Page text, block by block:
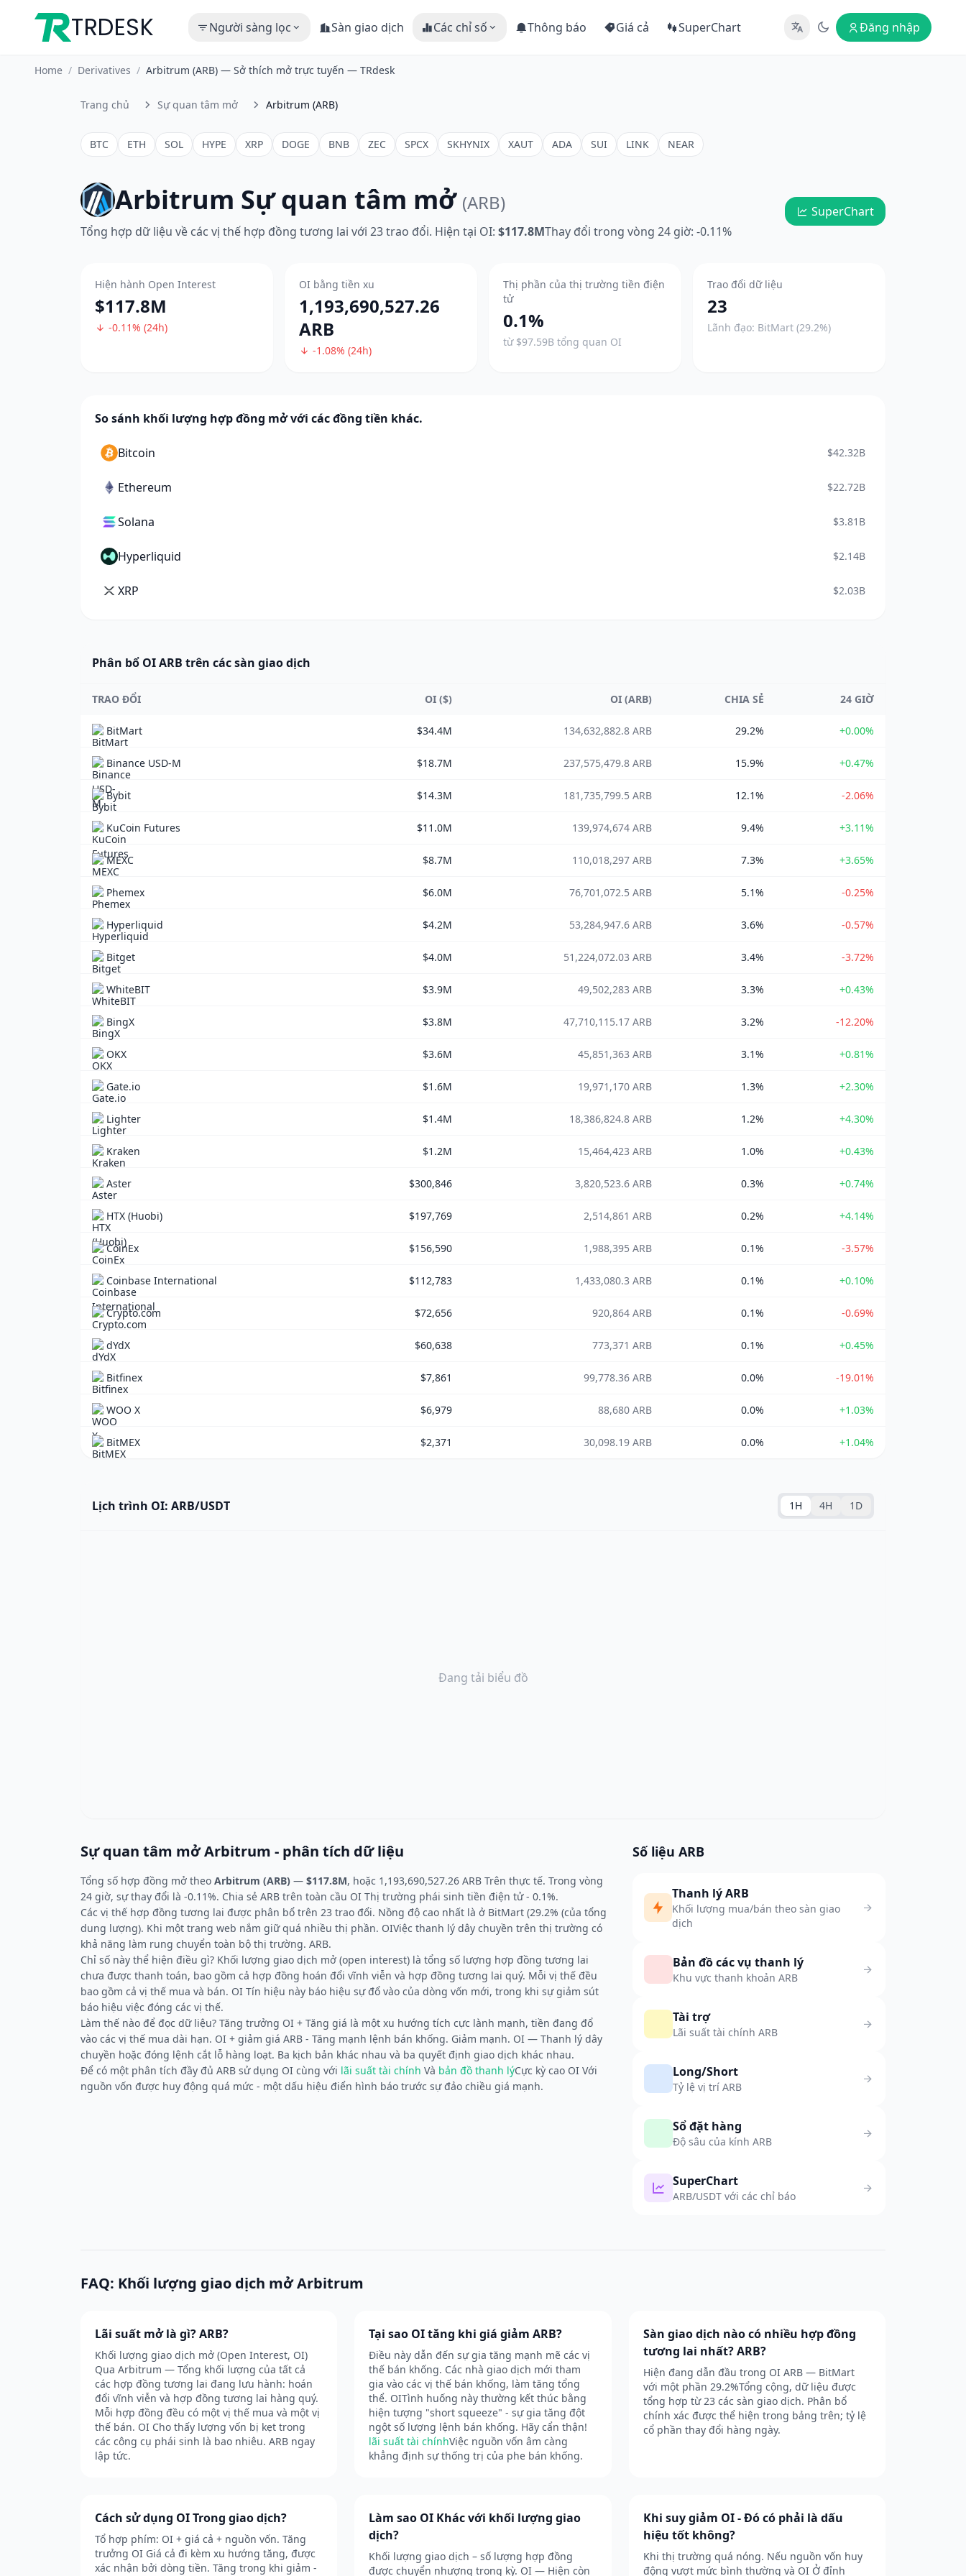
TRDESK Người sàng lọc Sàn giao dịch Các chỉ số Thông báo Giá cả SuperChart Đăng nhập
Home / Derivatives / Arbitrum (ARB) — Sở thích mở trực tuyến — TRdesk
Trang chủ Sự quan tâm mở Arbitrum (ARB)
BTC ETH SOL HYPE XRP DOGE BNB ZEC SPCX SKHYNIX XAUT ADA SUI LINK NEAR
Arbitrum Sự quan tâm mở (ARB)
Tổng hợp dữ liệu về các vị thế hợp đồng tương lai với 23 trao đổi. Hiện tại OI: $117.8MThay đổi trong vòng 24 giờ: -0.11%
SuperChart
Hiện hành Open Interest
$117.8M
-0.11% (24h)
OI bằng tiền xu
1,193,690,527.26
ARB
-1.08% (24h)
Thị phần của thị trường tiền điện
tử
0.1%
từ $97.59B tổng quan OI
Trao đổi dữ liệu
23
Lãnh đạo: BitMart (29.2%)
So sánh khối lượng hợp đồng mở với các đồng tiền khác.
Bitcoin $42.32B
Ethereum $22.72B
Solana $3.81B
Hyperliquid $2.14B
XRP $2.03B
Phân bổ OI ARB trên các sàn giao dịch
TRAO ĐỔI OI ($) OI (ARB) CHIA SẺ 24 GIỜ
BitMart $34.4M 134,632,882.8 ARB 29.2% +0.00%
Binance USD-M $18.7M 237,575,479.8 ARB 15.9% +0.47%
Bybit $14.3M 181,735,799.5 ARB 12.1% -2.06%
KuCoin Futures $11.0M 139,974,674 ARB 9.4% +3.11%
MEXC $8.7M 110,018,297 ARB 7.3% +3.65%
Phemex $6.0M 76,701,072.5 ARB 5.1% -0.25%
Hyperliquid $4.2M 53,284,947.6 ARB 3.6% -0.57%
Bitget $4.0M 51,224,072.03 ARB 3.4% -3.72%
WhiteBIT $3.9M 49,502,283 ARB 3.3% +0.43%
BingX $3.8M 47,710,115.17 ARB 3.2% -12.20%
OKX $3.6M 45,851,363 ARB 3.1% +0.81%
Gate.io $1.6M 19,971,170 ARB 1.3% +2.30%
Lighter $1.4M 18,386,824.8 ARB 1.2% +4.30%
Kraken $1.2M 15,464,423 ARB 1.0% +0.43%
Aster $300,846 3,820,523.6 ARB 0.3% +0.74%
HTX (Huobi) $197,769 2,514,861 ARB 0.2% +4.14%
CoinEx $156,590 1,988,395 ARB 0.1% -3.57%
Coinbase International $112,783 1,433,080.3 ARB 0.1% +0.10%
Crypto.com $72,656 920,864 ARB 0.1% -0.69%
dYdX $60,638 773,371 ARB 0.1% +0.45%
Bitfinex $7,861 99,778.36 ARB 0.0% -19.01%
WOO X $6,979 88,680 ARB 0.0% +1.03%
BitMEX $2,371 30,098.19 ARB 0.0% +1.04%
Lịch trình OI: ARB/USDT 1H 4H 1D
Đang tải biểu đồ
Sự quan tâm mở Arbitrum - phân tích dữ liệu
Tổng số hợp đồng mở theo Arbitrum (ARB) — $117.8M, hoặc 1,193,690,527.26 ARB Trên thực tế. Trong vòng
24 giờ, sự thay đổi là -0.11%. Chia sẻ ARB trên toàn cầu OI Thị trường phái sinh tiền điện tử - 0.1%.
Các vị thế hợp đồng tương lai được phân bổ trên 23 trao đổi. Nồng độ cao nhất là ở BitMart (29.2% (của tổng
dung lượng). Khi một trang web nắm giữ quá nhiều thị phần. OIViệc thanh lý dây chuyền trên thị trường có
khả năng làm rung chuyển toàn bộ thị trường. ARB.
Chỉ số này thể hiện điều gì? Khối lượng giao dịch mở (open interest) là tổng số lượng hợp đồng tương lai
chưa được thanh toán, bao gồm cả hợp đồng hoán đổi vĩnh viễn và hợp đồng tương lai quý. Mỗi vị thế đều
bao gồm cả vị thế mua và bán. OI Tín hiệu này báo hiệu sự đổ vào của dòng vốn mới, trong khi sự giảm sút
báo hiệu việc đóng các vị thế.
Làm thế nào để đọc dữ liệu? Tăng trưởng OI + Tăng giá là một xu hướng tích cực lành mạnh, tiền đang đổ
vào các vị thế mua dài hạn. OI + giảm giá ARB - Tăng mạnh lệnh bán khống. Giảm mạnh. OI — Thanh lý dây
chuyền hoặc đóng lệnh cắt lỗ hàng loạt. Ba kịch bản khác nhau và ba quyết định giao dịch khác nhau.
Để có một phân tích đầy đủ ARB sử dụng OI cùng với lãi suất tài chính Và bản đồ thanh lýCực kỳ cao OI Với
nguồn vốn được huy động quá mức - một dấu hiệu điển hình báo trước sự đảo chiều giá mạnh.
Số liệu ARB
Thanh lý ARB
Khối lượng mua/bán theo sàn giao
dịch
Bản đồ các vụ thanh lý
Khu vực thanh khoản ARB
Tài trợ
Lãi suất tài chính ARB
Long/Short
Tỷ lệ vị trí ARB
Sổ đặt hàng
Độ sâu của kính ARB
SuperChart
ARB/USDT với các chỉ báo
FAQ: Khối lượng giao dịch mở Arbitrum
Lãi suất mở là gì? ARB?
Khối lượng giao dịch mở (Open Interest, OI)
Qua Arbitrum — Tổng khối lượng của tất cả
các hợp đồng tương lai đang lưu hành: hoán
đổi vĩnh viễn và hợp đồng tương lai hàng quý.
Mỗi hợp đồng đều có một vị thế mua và một vị
thế bán. OI Cho thấy lượng vốn bị kẹt trong
các công cụ phái sinh là bao nhiêu. ARB ngay
lập tức.
Tại sao OI tăng khi giá giảm ARB?
Điều này dẫn đến sự gia tăng mạnh mẽ các vị
thế bán khống. Các nhà giao dịch mới tham
gia vào các vị thế bán khống, làm tăng tổng
thể. OITình huống này thường kết thúc bằng
hiện tượng "short squeeze" - sự gia tăng đột
ngột số lượng lệnh bán khống. Hãy cẩn thận!
lãi suất tài chínhViệc nguồn vốn âm càng
khẳng định sự thống trị của phe bán khống.
Sàn giao dịch nào có nhiều hợp đồng
tương lai nhất? ARB?
Hiện đang dẫn đầu trong OI ARB — BitMart
với một phần 29.2%Tổng cộng, dữ liệu được
tổng hợp từ 23 các sàn giao dịch. Phân bổ
chính xác được thể hiện trong bảng trên; tỷ lệ
cổ phần thay đổi hàng ngày.
Cách sử dụng OI Trong giao dịch?
Tổ hợp phím: OI + giá cả + nguồn vốn. Tăng
trưởng OI Giá cả đi kèm xu hướng tăng, được
xác nhận bởi dòng tiền. Tăng trong khi giảm -
Làm sao OI Khác với khối lượng giao
dịch?
Khối lượng giao dịch – số lượng hợp đồng
được chuyển nhượng trong kỳ. OI — Hiện còn
Khi suy giảm OI - Đó có phải là dấu
hiệu tốt không?
Khi thị trường quá nóng. Nếu nguồn vốn huy
động vượt mức bình thường và OI Ở đỉnh